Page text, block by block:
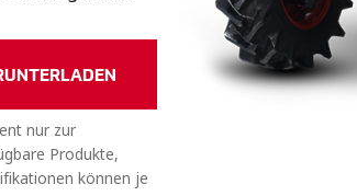
nur zur
Produkte,
können je